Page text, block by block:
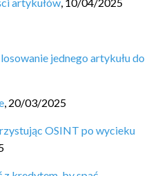
jednego artykułu do
, 20/03/2025
OSINT po wycieku